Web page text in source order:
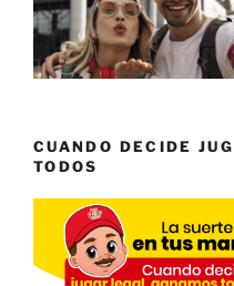
CUANDO DECIDE
TODOS